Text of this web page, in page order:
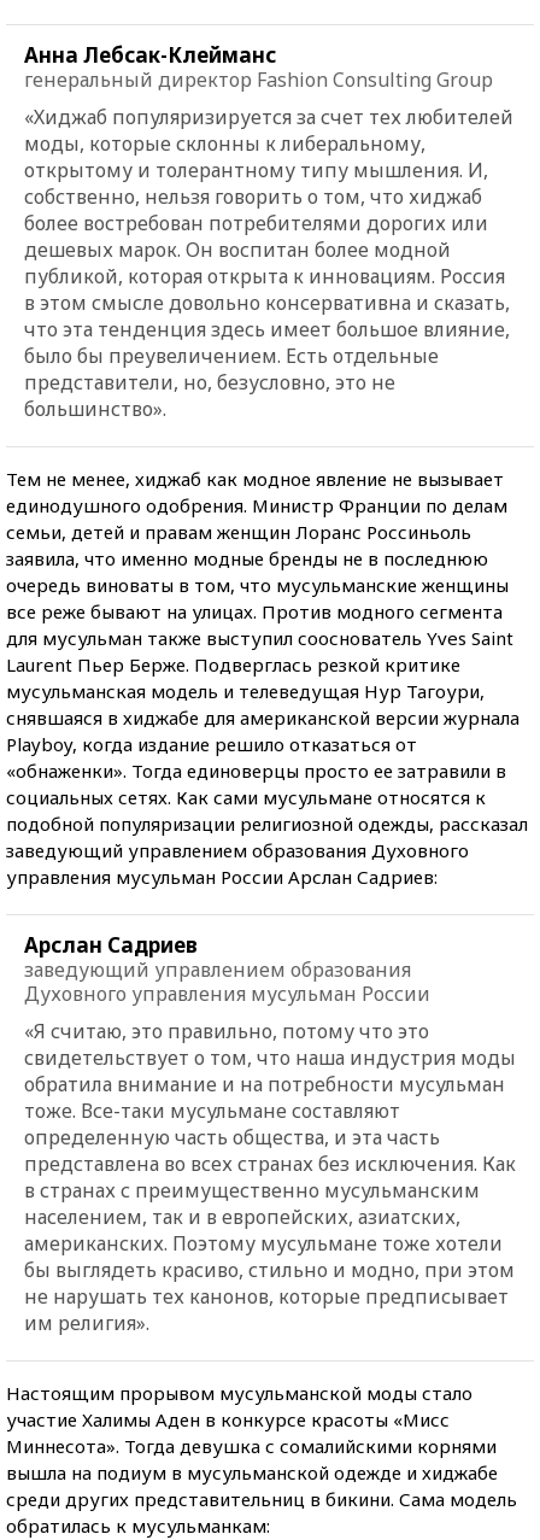
Анна Лебсак-Клейманс
генеральный директор Fashion Consulting Group
«Хиджаб популяризируется за счет тех любителей
моды, которые склонны к либеральному,
открытому и толерантному типу мышления. И,
собственно, нельзя говорить о том, что хиджаб
более востребован потребителями дорогих или
дешевых марок. Он воспитан более модной
публикой, которая открыта к инновациям. Россия
в этом смысле довольно консервативна и сказать,
что эта тенденция здесь имеет большое влияние,
было бы преувеличением. Есть отдельные
представители, но, безусловно, это не
большинство».
Тем не менее, хиджаб как модное явление не вызывает
единодушного одобрения. Министр Франции по делам
семьи, детей и правам женщин Лоранс Россиньоль
заявила, что именно модные бренды не в последнюю
очередь виноваты в том, что мусульманские женщины
все реже бывают на улицах. Против модного сегмента
для мусульман также выступил сооснователь Yves Saint
Laurent Пьер Берже. Подверглась резкой критике
мусульманская модель и телеведущая Нур Тагоури,
снявшаяся в хиджабе для американской версии журнала
Playboy, когда издание решило отказаться от
«обнаженки». Тогда единоверцы просто ее затравили в
социальных сетях. Как сами мусульмане относятся к
подобной популяризации религиозной одежды, рассказал
заведующий управлением образования Духовного
управления мусульман России Арслан Садриев:
Арслан Садриев
заведующий управлением образования
Духовного управления мусульман России
«Я считаю, это правильно, потому что это
свидетельствует о том, что наша индустрия моды
обратила внимание и на потребности мусульман
тоже. Все-таки мусульмане составляют
определенную часть общества, и эта часть
представлена во всех странах без исключения. Как
в странах с преимущественно мусульманским
населением, так и в европейских, азиатских,
американских. Поэтому мусульмане тоже хотели
бы выглядеть красиво, стильно и модно, при этом
не нарушать тех канонов, которые предписывает
им религия».
Настоящим прорывом мусульманской моды стало
участие Халимы Аден в конкурсе красоты «Мисс
Миннесота». Тогда девушка с сомалийскими корнями
вышла на подиум в мусульманской одежде и хиджабе
среди других представительниц в бикини. Сама модель
обратилась к мусульманкам: